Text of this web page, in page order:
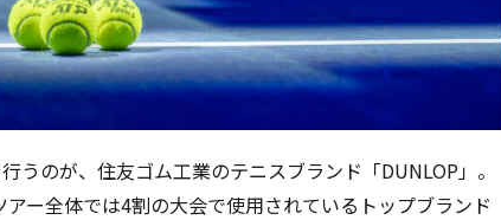
のが、住友ゴム工業のテニスブランド「DUNLOP」。
ー全体では4割の大会で使用されているトップブランド